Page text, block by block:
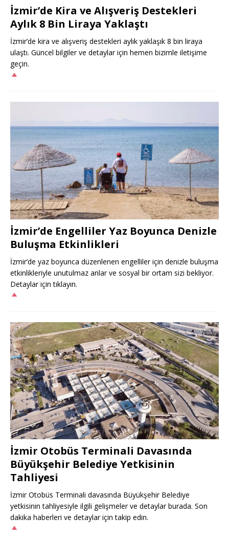
İzmir’de Kira ve Alışveriş Destekleri
Aylık 8 Bin Liraya Yaklaştı
İzmir’de kira ve alışveriş destekleri aylık yaklaşık 8 bin liraya
ulaştı. Güncel bilgiler ve detaylar için hemen bizimle iletişime
geçin.
İzmir’de Engelliler Yaz Boyunca Denizle
Buluşma Etkinlikleri
İzmir’de yaz boyunca düzenlenen engelliler için denizle buluşma
etkinlikleriyle unutulmaz anlar ve sosyal bir ortam sizi bekliyor.
Detaylar için tıklayın.
İzmir Otobüs Terminali Davasında
Büyükşehir Belediye Yetkisinin
Tahliyesi
İzmir Otobüs Terminali davasında Büyükşehir Belediye
yetkisinin tahliyesiyle ilgili gelişmeler ve detaylar burada. Son
dakika haberleri ve detaylar için takip edin.